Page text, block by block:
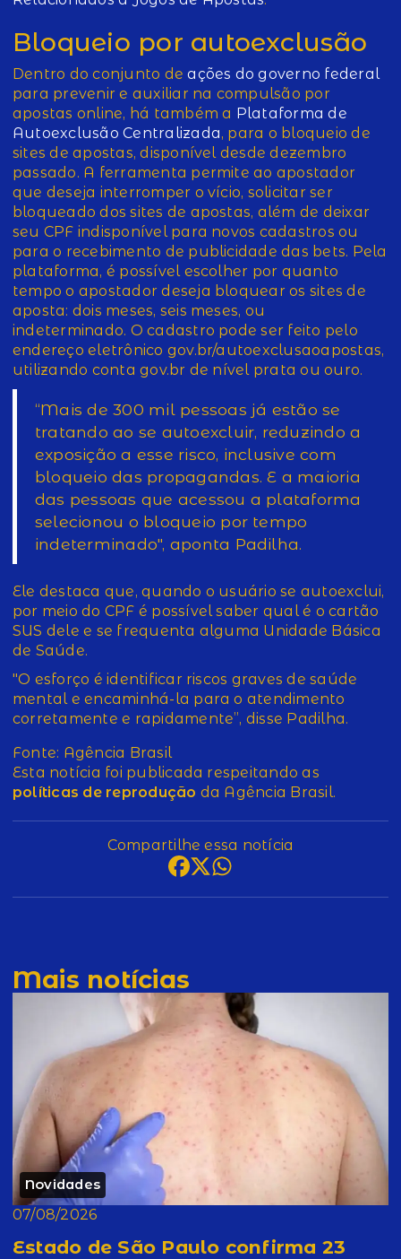
Bloqueio por autoexclusão
Dentro do conjunto deações do governo federal
para prevenir e auxiliar na compulsão por
apostas online, há também a Plataforma de
Autoexclusão Centralizada, para o bloqueio de
sites de apostas, disponível desde dezembro
passado. A ferramenta permite ao apostador
que deseja interromper o vício, solicitar ser
bloqueado dos sites de apostas, além de deixar
seu CPF indisponível para novos cadastros ou
para o recebimento de publicidade das bets. Pela
plataforma, é possível escolher por quanto
tempo o apostador deseja bloquear os sites de
aposta: dois meses, seis meses, ou
indeterminado. O cadastro pode ser feito pelo
endereço eletrônico gov.br/autoexclusaoapostas,
utilizando conta gov.br de nível prata ou ouro.
“Mais de 300 mil pessoas já estão se
tratando ao se autoexcluir, reduzindo a
exposição a esse risco, inclusive com
bloqueio das propagandas. E a maioria
das pessoas que acessou a plataforma
selecionou o bloqueio por tempo
indeterminado", aponta Padilha.
Ele destaca que, quando o usuário se autoexclui,
por meio do CPF é possível saber qual é o cartão
SUS dele e se frequenta alguma Unidade Básica
de Saúde.
"O esforço é identificar riscos graves de saúde
mental e encaminhá-la para o atendimento
corretamente e rapidamente”, disse Padilha.
Fonte: Agência Brasil
Esta notícia foi publicada respeitando as
políticas de reprodução da Agência Brasil.
Compartilhe essa notícia
Mais notícias
Novidades
07/08/2026
Estado de São Paulo confirma 23